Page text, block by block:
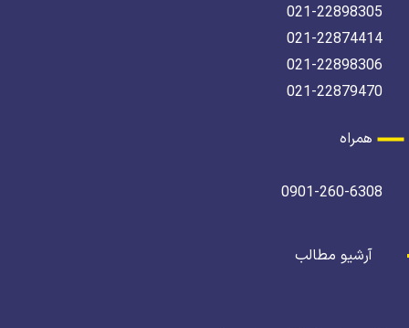
021-22898305
021-22874414
021-22898306
021-22879470
همراه
0901-260-6308
آرشیو مطالب